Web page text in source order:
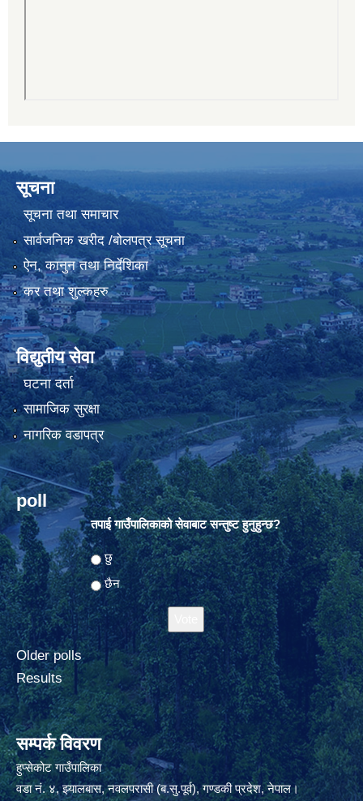
सूचना
सूचना तथा समाचार
सार्वजनिक खरीद /बोलपत्र सूचना
ऐन, कानुन तथा निर्देशिका
कर तथा शुल्कहरु
विद्युतीय सेवा
घटना दर्ता
सामाजिक सुरक्षा
नागरिक वडापत्र
poll
तपाई गाउँपालिकाको सेवाबाट सन्तुष्ट हुनुहुन्छ?
Choices
छु
छैन
Older polls
Results
सम्पर्क विवरण
हुप्सेकोट गाउँपालिका
वडा नं. ४, झ्यालबास, नवलपरासी (ब.सु.पूर्व), गण्डकी प्रदेश, नेपाल।